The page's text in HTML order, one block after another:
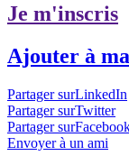
Je m'inscris
Ajouter à
Partager surLinkedIn
Partager surTwitter
Partager
Envoyer à un ami